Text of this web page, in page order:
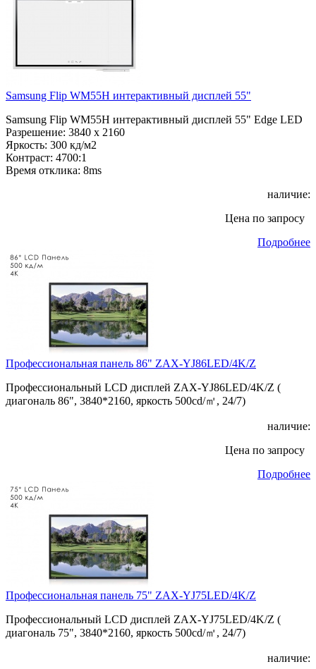
Samsung Flip WM55H интерактивный дисплей 55"
Samsung Flip WM55H интерактивный дисплей 55" Edge LED
Разрешение: 3840 x 2160
Яркость: 300 кд/м2
Контраст: 4700:1
Время отклика: 8ms
наличие:
Цена по запросу
Подробнее
Профессиональная панель 86" ZAX-YJ86LED/4K/Z
Профессиональный LCD дисплей ZAX-YJ86LED/4K/Z (
диагональ 86", 3840*2160, яркость 500cd/㎡, 24/7)
наличие:
Цена по запросу
Подробнее
Профессиональная панель 75" ZAX-YJ75LED/4K/Z
Профессиональный LCD дисплей ZAX-YJ75LED/4K/Z (
диагональ 75", 3840*2160, яркость 500cd/㎡, 24/7)
наличие: